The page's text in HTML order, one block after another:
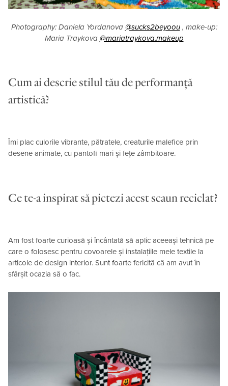
Photography: Daniela Yordanova @sucks2beyoou, make-up:
Maria Traykova @mariatraykova.makeup
Cum ai descrie stilul tău de performanță
artistică?
Îmi plac culorile vibrante, pătratele, creaturile malefice prin
desene animate, cu pantofi mari și fețe zâmbitoare.
Ce te-a inspirat să pictezi acest scaun reciclat?
Am fost foarte curioasă și încântată să aplic aceeași tehnică pe
care o folosesc pentru covoarele și instalațiile mele textile la
articole de design interior. Sunt foarte fericită că am avut în
sfârșit ocazia să o fac.